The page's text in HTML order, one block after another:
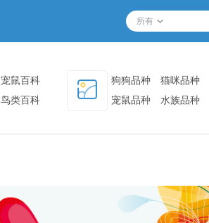
所有
宠鼠百科
鸟类百科
狗狗品种 猫咪品种
宠鼠品种
水族品种